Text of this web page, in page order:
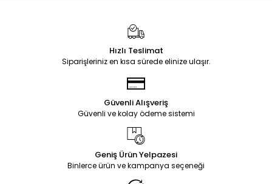
Hızlı Teslimat
Siparişleriniz en kısa sürede elinize ulaşır.
Güvenli Alışveriş
Güvenli ve kolay ödeme sistemi
Geniş Ürün Yelpazesi
Binlerce ürün ve kampanya seçeneği